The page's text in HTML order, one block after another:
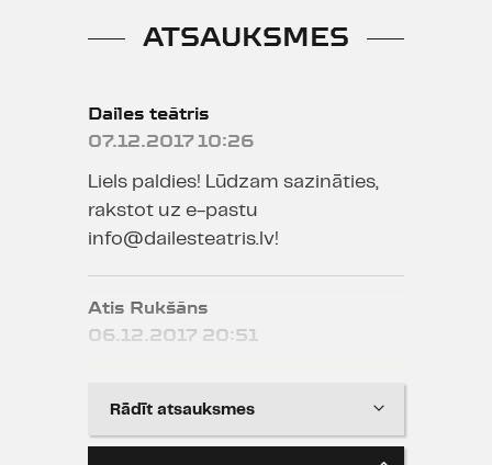
ATSAUKSMES
Dailes teātris
07.12.2017 10:26
Liels paldies! Lūdzam sazināties,
rakstot uz e-pastu
info@dailesteatris.lv!
Atis Rukšāns
06.12.2017 20:51
diaprojektoru kā foto. Atradīsies
arī rāmīši ar vai bez "slaidiem"
Rādīt atsauksmes